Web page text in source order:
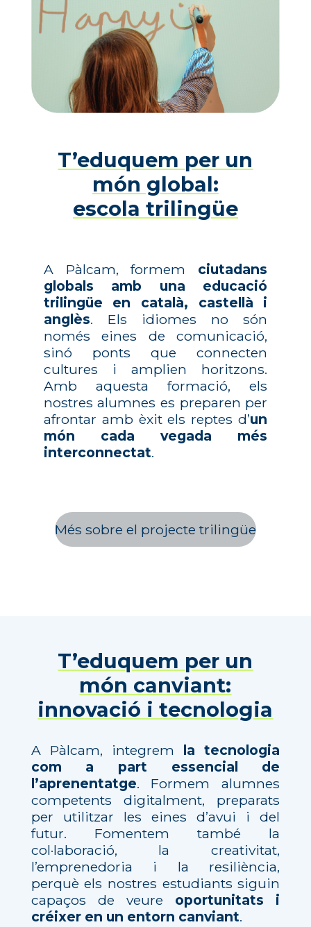
T’eduquem per un
món global:
escola trilingüe
A Pàlcam, formem ciutadans
globals amb una educació
trilingüe en català, castellà i
anglès. Els idiomes no són
només eines de comunicació,
sinó ponts que connecten
cultures i amplien horitzons.
Amb aquesta formació, els
nostres alumnes es preparen per
afrontar amb èxit els reptes d’un
món cada vegada més
interconnectat.
Més sobre el projecte trilingüe
T’eduquem per un
món canviant:
innovació i tecnologia
A Pàlcam, integrem la tecnologia
com a part essencial de
l’aprenentatge. Formem alumnes
competents digitalment, preparats
per utilitzar les eines d’avui i del
futur. Fomentem també la
col·laboració, la creativitat,
l’emprenedoria i la resiliència,
perquè els nostres estudiants siguin
capaços de veure oportunitats i
créixer en un entorn canviant.